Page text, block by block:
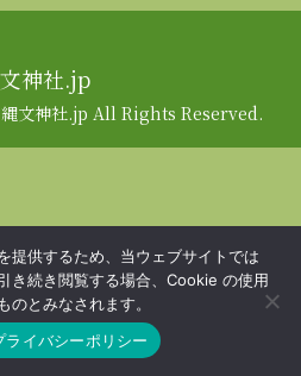
神社.jp
文神社.jp All Rights Reserved.
検索 トップ
提供するため、当ウェブサイトでは
き続き閲覧する場合、Cookie の使用
のとみなされます。
ライバシーポリシー